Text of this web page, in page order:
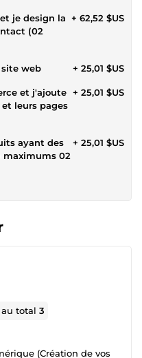
je design la
(02
+ 62,52 $US
site web + 25,01 $US
et j'ajoute
leurs pages
+ 25,01 $US
ayant des
maximums 02
+ 25,01 $US
au total3
(Création de vos